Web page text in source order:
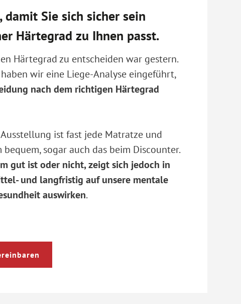
damit Sie sich sicher sein
Härtegrad zu Ihnen passt.
Härtegrad zu entscheiden war gestern.
wir eine Liege-Analyse eingeführt,
nach dem richtigen Härtegrad
ist fast jede Matratze und
bequem, sogar auch das beim Discounter.
gut ist oder nicht, zeigt sich jedoch in
und langfristig auf unsere mentale
auswirken.